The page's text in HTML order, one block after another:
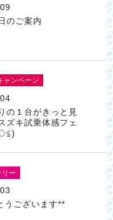
のご案内
ャンペーン
の１台がきっと見
ズキ試乗体感フェ
ー
うございます**